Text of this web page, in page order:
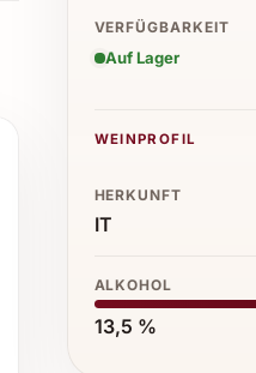
VERFÜGBARKEIT
Auf Lager
WEINPROFIL
HERKUNFT
IT
ALKOHOL
13,5 %